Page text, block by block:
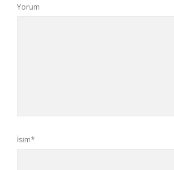
Yorum
İsim*